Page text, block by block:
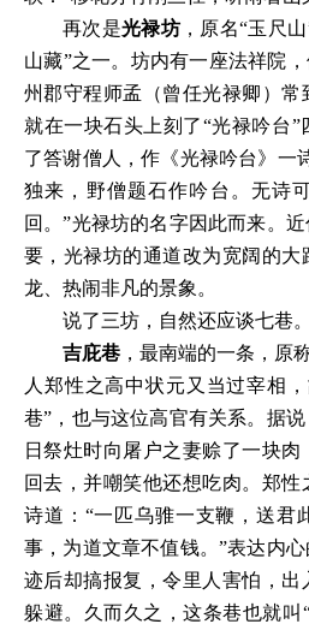
再次是光禄坊 ，原名“玉尺
山藏”之一。坊内有一座法祥院
州郡守程师孟（曾任光禄卿）常
就在一块石头上刻了“光禄吟台
了答谢僧人，作《光禄吟台》一
独来，野僧题石作吟台。无诗
回。”光禄坊的名字因此而来。
要，光禄坊的通道改为宽阔的大
龙、热闹非凡的景象。
说了三坊，自然还应谈七巷。
吉庇巷 ，最南端的一条，原
人郑性之高中状元又当过宰相
巷”，也与这位高官有关系。据
日祭灶时向屠户之妻赊了一块
回去，并嘲笑他还想吃肉。郑
诗道：“一匹乌骓一支鞭，送君
事，为道文章不值钱。”表达内
迹后却搞报复，令里人害怕，出
躲避。久而久之，这条巷也就叫